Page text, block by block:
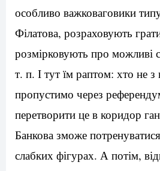
особливо важковаговики
Філатова, розраховують
розмірковують про можливі
т. п. І тут їм раптом: хто не
пропустимо через
перетворити це в коридор
Банкова зможе
слабких фігурах. А потім,